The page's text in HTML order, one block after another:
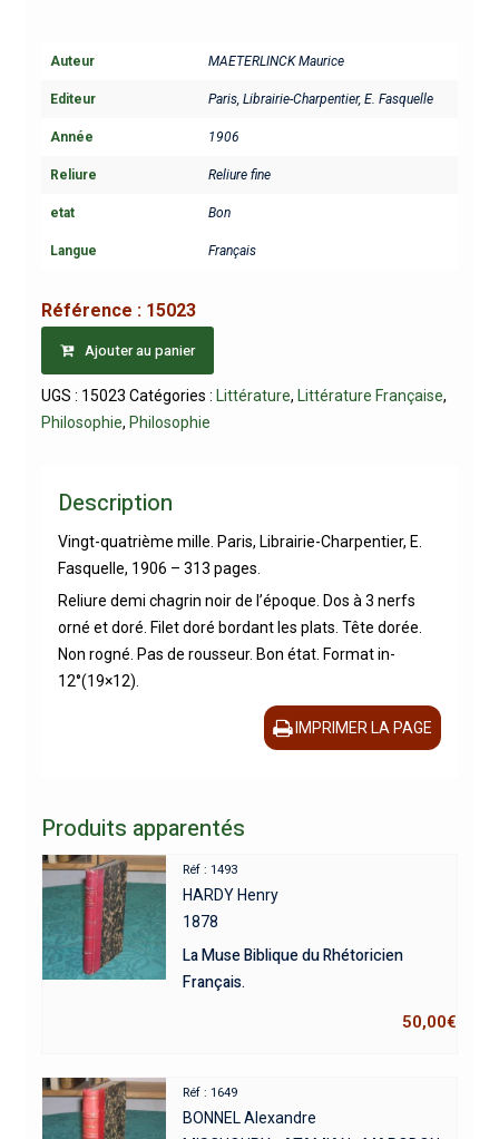
Auteur MAETERLINCK Maurice
Editeur Paris, Librairie-Charpentier, E. Fasquelle
Année 1906
Reliure Reliure fine
etat Bon
Langue Français
Référence : 15023
Ajouter au panier
UGS : 15023 Catégories : Littérature, Littérature Française,
Philosophie, Philosophie
Description
Vingt-quatrième mille. Paris, Librairie-Charpentier, E.
Fasquelle, 1906 – 313 pages.
Reliure demi chagrin noir de l’époque. Dos à 3 nerfs
orné et doré. Filet doré bordant les plats. Tête dorée.
Non rogné. Pas de rousseur. Bon état. Format in-
12°(19×12).
IMPRIMER LA PAGE
Produits apparentés
Réf : 1493
HARDY Henry
1878
La Muse Biblique du Rhétoricien
Français.
50,00€
Réf : 1649
BONNEL Alexandre